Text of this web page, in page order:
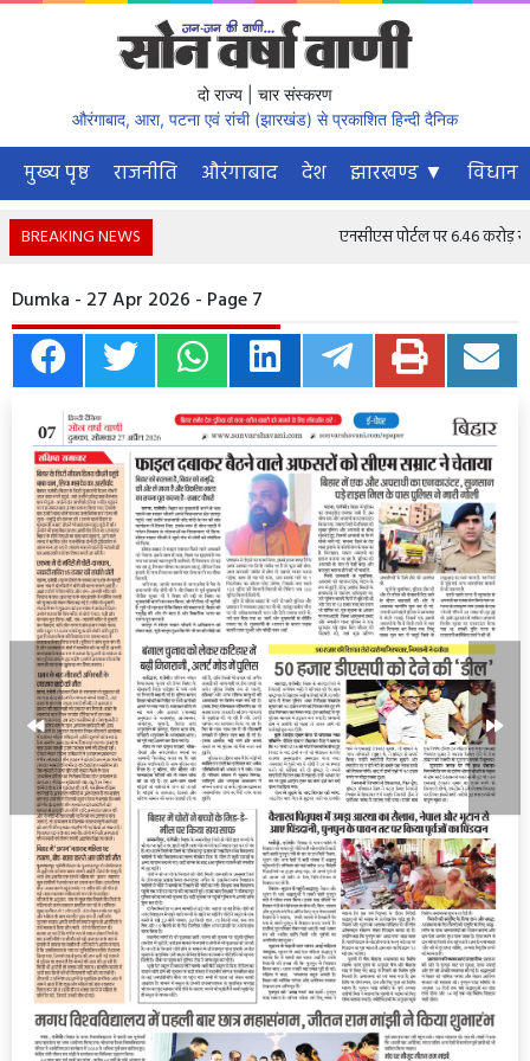
दो राज्य | चार संस्करण
औरंगाबाद, आरा, पटना एवं रांची (झारखंड) से प्रकाशित हिन्दी दैनिक
मुख्य पृष्ठ राजनीति औरंगाबाद देश झारखण्ड ▼
BREAKING NEWS एनसीएस पोर्टल पर 6.46 करोड़ से
Dumka - 27 Apr 2026 - Page 7